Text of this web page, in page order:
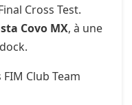
Cross Test.
Covo MX, à une
Club Team